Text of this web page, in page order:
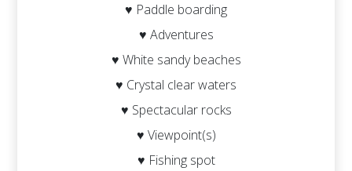
♥ Paddle boarding
♥ Adventures
♥ White sandy beaches
♥ Crystal clear waters
♥ Spectacular rocks
♥ Viewpoint(s)
♥ Fishing spot